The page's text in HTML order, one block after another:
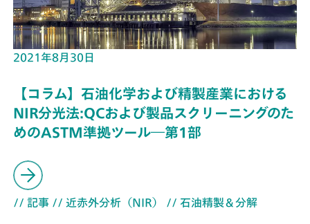
2021年8月30日
【コラム】石油化学および精製産業における
NIR分光法:QCおよび製品スクリーニングのた
めのASTM準拠ツール―第1部
// 記事 // 近赤外分析（NIR） // 石油精製＆分解